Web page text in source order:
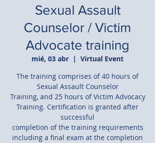
Sexual Assault
Counselor / Victim
Advocate training
mié, 03 abr
  |
Virtual Event
The training comprises of 40 hours of
Sexual Assault Counselor
Training, and 25 hours of Victim Advocacy
Training. Certification is granted after
successful
completion of the training requirements
including a final exam at the completion